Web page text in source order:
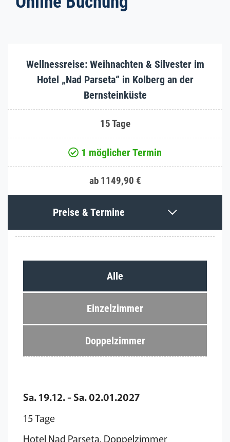
Wellnessreise: Weihnachten & Silvester im
Hotel ­„Nad Parseta“ in Kolberg an der
Bernsteinküste
15 Tage
1 möglicher Termin
ab 1149,90 €
Preise & Termine
Alle
Einzelzimmer
Doppelzimmer
Sa. 19.12. - Sa. 02.01.2027
15 Tage
Hotel Nad Parseta, Doppelzimmer